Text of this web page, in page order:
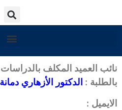
نائب العميد المكلف
بالطلبة : الدكتور الأزهاري دمانة
الايميل :